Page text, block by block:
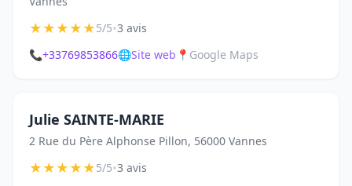
★★★★★5/5•3 avis
📞+33769853866🌐Site web 📍 Google Maps
Julie SAINTE-MARIE
2 Rue du Père Alphonse Pillon, 56000 Vannes
★★★★★5/5•3 avis